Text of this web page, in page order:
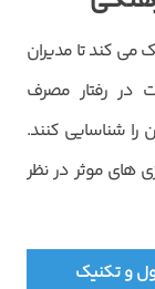
کند تا مدیران
در رفتار مصرف
را شناسایی کنند.
‌های موثر در نظر
و تکنیک